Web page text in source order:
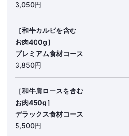
3,050円
［和牛カルビを含む
お肉400g］
プレミアム食材コース
3,850円
［和牛肩ロースを含む
お肉450g］
デラックス食材コース
5,500円